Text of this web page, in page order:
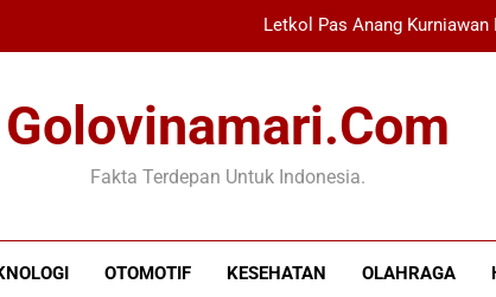
Letkol Pas Anang
Bahaya Menggunakan HP
Harga Emas Antam
Industri Buku Anak Berkembang,
Golovinamari.com
Fakta Terdepan Untuk Indonesia.
OTOMOTIF KESEHATAN OLAHRAGA